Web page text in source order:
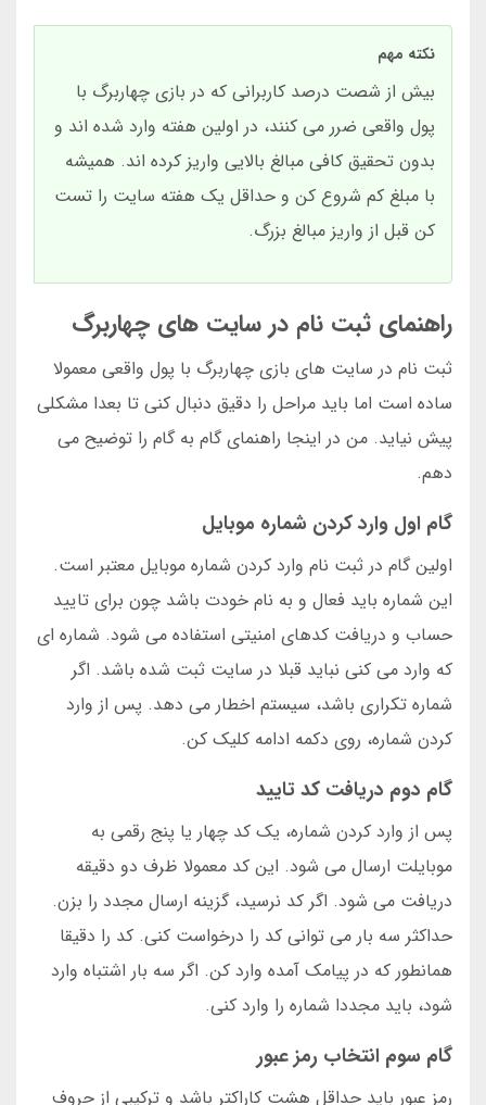
نکته مهم
بیش از شصت درصد کاربرانی که در بازی چهاربرگ با
پول واقعی ضرر می کنند، در اولین هفته وارد شده اند و
بدون تحقیق کافی مبالغ بالایی واریز کرده اند. همیشه
با مبلغ کم شروع کن و حداقل یک هفته سایت را تست
کن قبل از واریز مبالغ بزرگ.
راهنمای ثبت نام در سایت های چهاربرگ
ثبت نام در سایت های بازی چهاربرگ با پول واقعی معمولا
ساده است اما باید مراحل را دقیق دنبال کنی تا بعدا مشکلی
پیش نیاید. من در اینجا راهنمای گام به گام را توضیح می
دهم.
گام اول وارد کردن شماره موبایل
اولین گام در ثبت نام وارد کردن شماره موبایل معتبر است.
این شماره باید فعال و به نام خودت باشد چون برای تایید
حساب و دریافت کدهای امنیتی استفاده می شود. شماره ای
که وارد می کنی نباید قبلا در سایت ثبت شده باشد. اگر
شماره تکراری باشد، سیستم اخطار می دهد. پس از وارد
کردن شماره، روی دکمه ادامه کلیک کن.
گام دوم دریافت کد تایید
پس از وارد کردن شماره، یک کد چهار یا پنج رقمی به
موبایلت ارسال می شود. این کد معمولا ظرف دو دقیقه
دریافت می شود. اگر کد نرسید، گزینه ارسال مجدد را بزن.
حداکثر سه بار می توانی کد را درخواست کنی. کد را دقیقا
همانطور که در پیامک آمده وارد کن. اگر سه بار اشتباه وارد
شود، باید مجددا شماره را وارد کنی.
گام سوم انتخاب رمز عبور
رمز عبور باید حداقل هشت کاراکتر باشد و ترکیبی از حروف